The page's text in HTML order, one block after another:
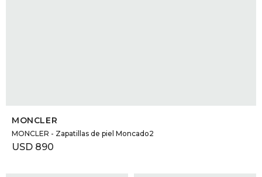
MONCLER
MONCLER - Zapatillas de piel Moncado2
USD 890